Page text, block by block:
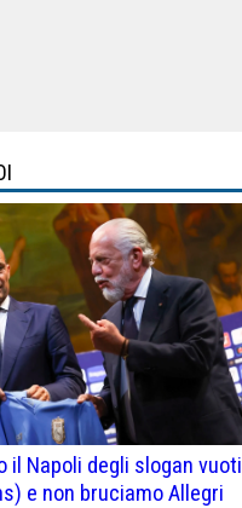
il Napoli degli slogan vuoti
e non bruciamo Allegri